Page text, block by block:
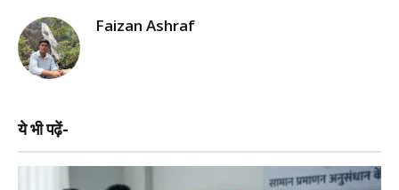
Faizan Ashraf
ये भी पढ़ें-